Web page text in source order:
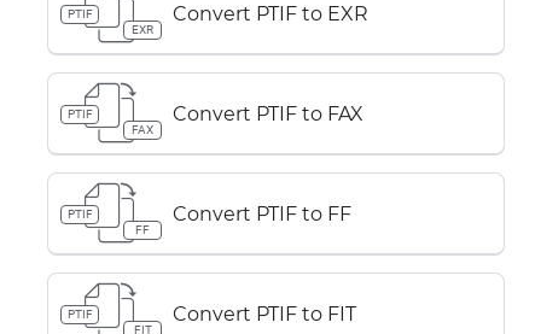
PTIF
EXR
Convert PTIF to EXR
PTIF
FAX
Convert PTIF to FAX
PTIF
FF
Convert PTIF to FF
PTIF
FIT
Convert PTIF to FIT